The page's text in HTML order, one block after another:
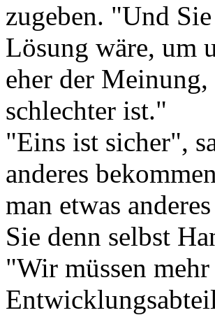
zugeben. "Und
Lösung wäre, um
eher der
schlechter ist."
"Eins ist sicher",
anderes
man etwas
Sie denn selbst
"Wir müssen